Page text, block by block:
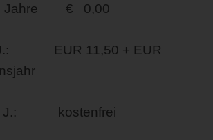
Jahre € 0,00
J.: EUR 11,50 + EUR
5 J.: kostenfrei